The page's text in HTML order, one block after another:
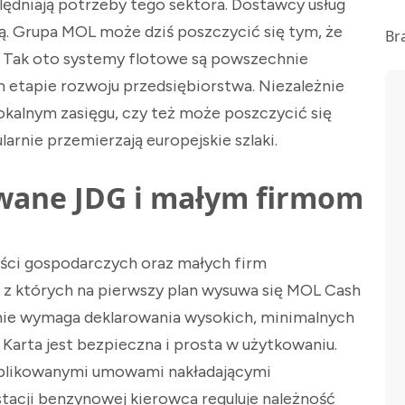
potrzeby tego sektora. Dostawcy usług
Grupa MOL może dziś poszczycić się tym, że
oto systemy flotowe są powszechnie
etapie rozwoju przedsiębiorstwa. Niezależnie
zasięgu, czy też może poszczycić się
przemierzają europejskie szlaki.
JDG i małym firmom
gospodarczych oraz małych firm
na pierwszy plan wysuwa się MOL Cash
wymaga deklarowania wysokich, minimalnych
jest bezpieczna i prosta w użytkowaniu.
umowami nakładającymi
benzynowej kierowca reguluje należność